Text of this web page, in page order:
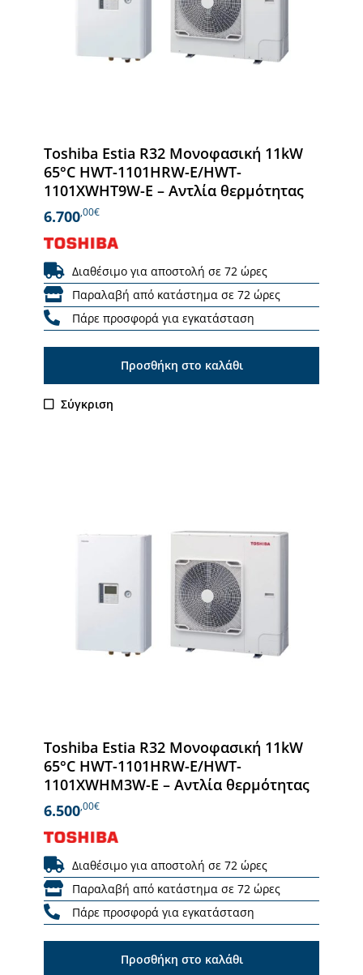
Toshiba Estia R32 Μονοφασική 11kW
65°C HWT-1101HRW-E/HWT-
1101XWHT9W-E – Αντλία θερμότητας
6.700,00€
Διαθέσιμο για αποστολή σε 72 ώρες
Παραλαβή από κατάστημα σε 72 ώρες
Πάρε προσφορά για εγκατάσταση
Προσθήκη στο καλάθι
Σύγκριση
Toshiba Estia R32 Μονοφασική 11kW
65°C HWT-1101HRW-E/HWT-
1101XWHM3W-E – Αντλία θερμότητας
6.500,00€
Διαθέσιμο για αποστολή σε 72 ώρες
Παραλαβή από κατάστημα σε 72 ώρες
Πάρε προσφορά για εγκατάσταση
Προσθήκη στο καλάθι